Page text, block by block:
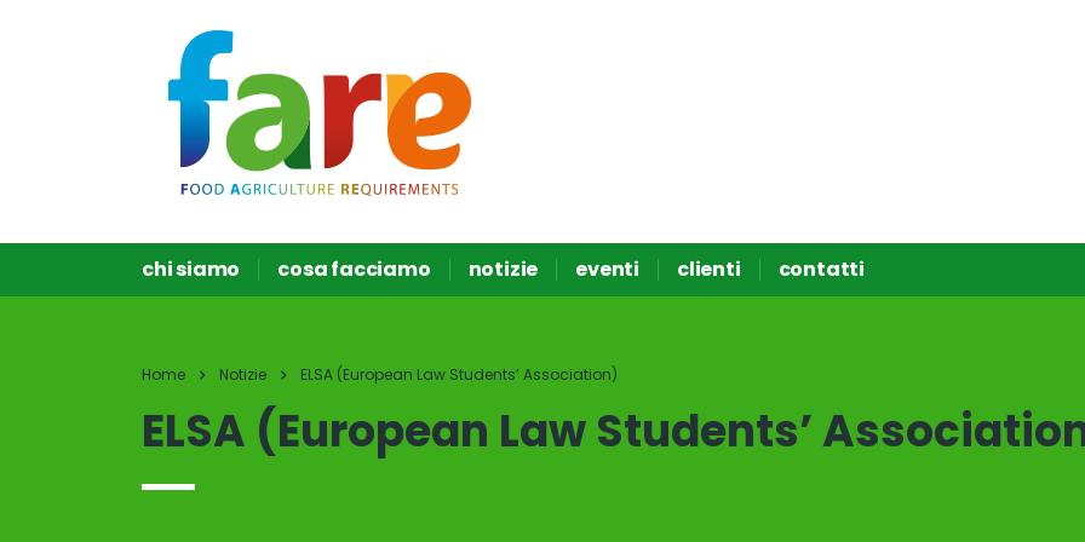
chi siamo cosa facciamo notizie eventi clienti contatti
Home Notizie ELSA (European Law Students’ Association)
ELSA (European Law Students’